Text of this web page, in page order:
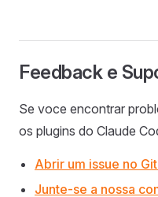
Feedback e
Se voce encontrar
os plugins do Claude
Abrir um issue no
Junte-se a nossa